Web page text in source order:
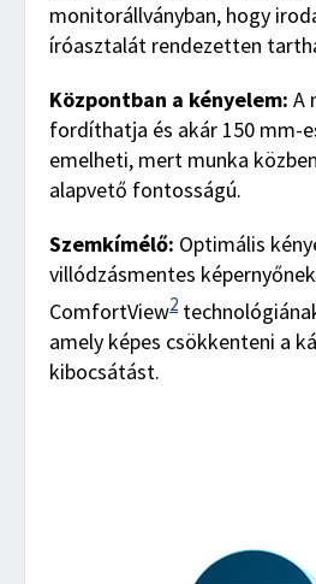
monitorállványban, hogy
íróasztalát rendezetten
Központban a kényelem: A
fordíthatja és akár 150 mm-
emelheti, mert munka
alapvető fontosságú.
Szemkímélő: Optimális
villódzásmentes
ComfortView2
amely képes csökkenteni a
kibocsátást.